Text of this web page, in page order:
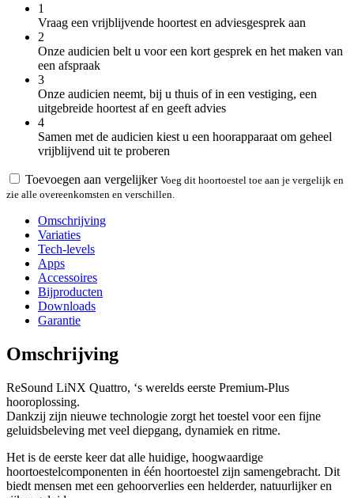
1
Vraag een vrijblijvende hoortest en adviesgesprek aan
2
Onze audicien belt u voor een kort gesprek en het maken van
een afspraak
3
Onze audicien neemt, bij u thuis of in een vestiging, een
uitgebreide hoortest af en geeft advies
4
Samen met de audicien kiest u een hoorapparaat om geheel
vrijblijvend uit te proberen
Toevoegen aan vergelijker Voeg dit hoortoestel toe aan je vergelijk en
zie alle overeenkomsten en verschillen.
Omschrijving
Variaties
Tech-levels
Apps
Accessoires
Bijproducten
Downloads
Garantie
Omschrijving
ReSound LiNX Quattro, ‘s werelds eerste Premium-Plus
hooroplossing.
Dankzij zijn nieuwe technologie zorgt het toestel voor een fijne
geluidsbeleving met veel diepgang, dynamiek en ritme.
Het is de eerste keer dat alle huidige, hoogwaardige
hoortoestelcomponenten in één hoortoestel zijn samengebracht. Dit
biedt mensen met een gehoorverlies een helderder, natuurlijker en